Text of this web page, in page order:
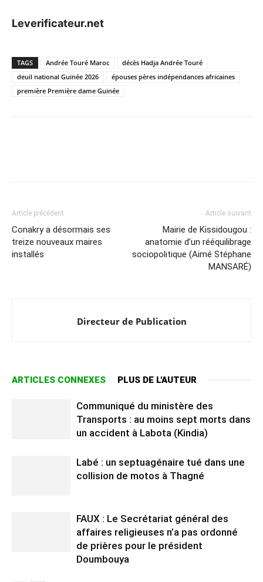
Leverificateur.net
TAGS Andrée Touré Maroc
décès Hadja Andrée Touré
deuil national Guinée 2026
épouses pères indépendances africaines
première Première dame Guinée
Article précédent
Conakry a désormais ses
treize nouveaux maires
installés
Article suivant
Mairie de Kissidougou :
anatomie d’un rééquilibrage
sociopolitique (Aimé Stéphane
MANSARÉ)
Directeur de Publication
ARTICLES CONNEXES PLUS DE L'AUTEUR
Communiqué du ministère des
Transports : au moins sept morts dans
un accident à Labota (Kindia)
Labé : un septuagénaire tué dans une
collision de motos à Thagné
FAUX : Le Secrétariat général des
affaires religieuses n’a pas ordonné
de prières pour le président
Doumbouya